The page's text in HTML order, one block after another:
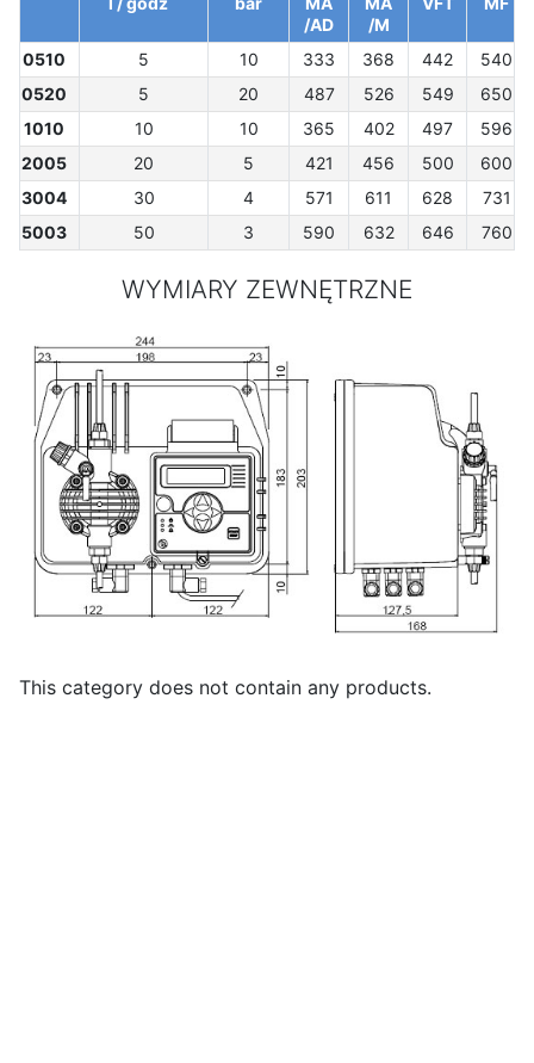
/AD
/M
0510 5 10 333 368 442
540
0520
5 20 487 526 549
650
1010
10 10 365 402 497
596
2005
20 5 421 456 500
600
3004
30 4 571 611 628
731
5003
50 3 590 632 646 760
WYMIARY ZEWNĘTRZNE
This category does not contain any products.